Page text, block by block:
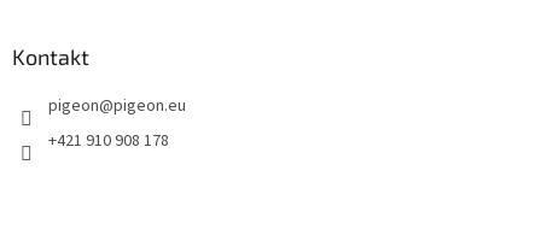
Kontakt
pigeon@pigeon.eu
+421 910 908 178